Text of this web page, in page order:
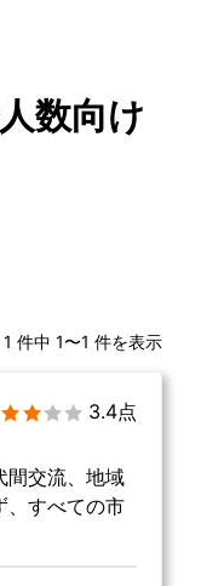
数向け
件中 1〜1 件を表示
3.4点
間交流、地域
、すべての市